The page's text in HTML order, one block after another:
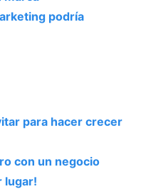
podría
para hacer crecer
con un negocio
lugar!